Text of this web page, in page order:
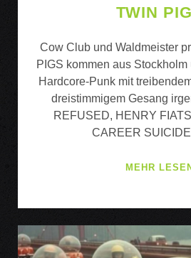
TWIN
Cow Club und Waldmeister
PIGS kommen aus
Hardcore-Punk mit
dreistimmigem Gesang
REFUSED, HENRY
CAREER
MEHR